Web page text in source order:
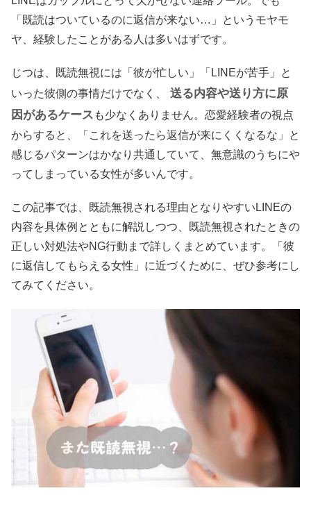
「既読はついているのに返信が来ない…」というモヤモ
ヤ、経験したことがある人は多いはずです。
じつは、既読無視には「彼が忙しい」「LINEが苦手」と
いった彼側の事情だけでなく、
送る内容や送り方に原
因があるケース も少なくありません。恋愛経験者の視点
からすると、「これを送ったら返信が来にくくなるな」と
感じるパターンはかなり共通していて、無意識のうちにや
ってしまっている女性が多いんです。
この記事では、既読無視される理由となりやすいLINEの
内容を具体例とともに解説しつつ、既読無視されたときの
正しい対処法やNG行動まで詳しくまとめています。「彼
に返信してもらえる女性」に近づくために、ぜひ参考にし
てみてください。